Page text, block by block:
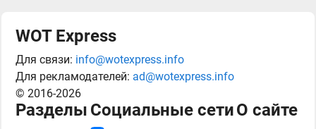
WOT Express
Для связи: info@wotexpress.info
Для рекламодателей: ad@wotexpress.info
© 2016-2026
Разделы Социальные сетиО сайте